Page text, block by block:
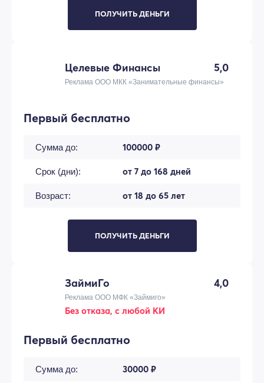
ПОЛУЧИТЬ ДЕНЬГИ
Целевые Финансы 5,0
Реклама ООО МКК «Занимательные финансы»
Первый бесплатно
Сумма до: 100000 ₽
Срок (дни): от 7 до 168 дней
Возраст: от 18 до 65 лет
ПОЛУЧИТЬ ДЕНЬГИ
ЗаймиГо 4,0
Реклама ООО МФК «Займиго»
Без отказа, с любой КИ
Первый бесплатно
Сумма до: 30000 ₽